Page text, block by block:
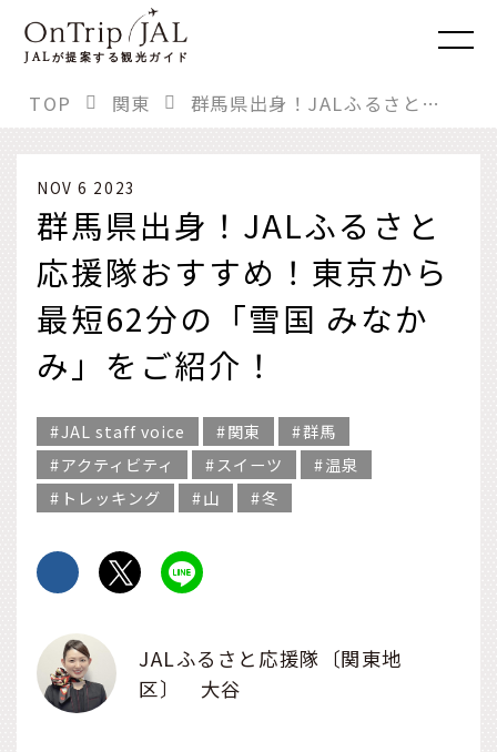
JALが提案する観光ガイド
TOP 関東 群馬県出身！JALふるさと応援隊おすすめ！東京から最短62分の「雪国 みなかみ」をご紹介！
NOV 6 2023
群馬県出身！JALふるさと
応援隊おすすめ！東京から
最短62分の「雪国 みなか
み」をご紹介！
JAL staff voice 関東
群馬
アクティビティ
スイーツ
温泉
トレッキング
山 冬
JALふるさと応援隊〔関東地
区〕 大谷